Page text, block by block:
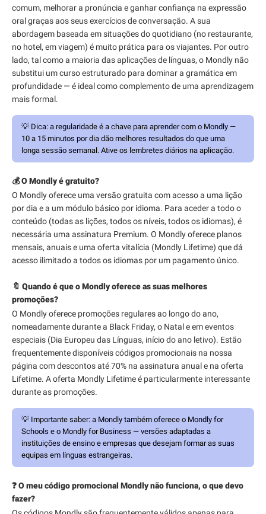
comum, melhorar a pronúncia e ganhar confiança na expressão
oral graças aos seus exercícios de conversação. A sua
abordagem baseada em situações do quotidiano (no restaurante,
no hotel, em viagem) é muito prática para os viajantes. Por outro
lado, tal como a maioria das aplicações de línguas, o Mondly não
substitui um curso estruturado para dominar a gramática em
profundidade — é ideal como complemento de uma aprendizagem
mais formal.
💡 Dica: a regularidade é a chave para aprender com o Mondly —
10 a 15 minutos por dia dão melhores resultados do que uma
longa sessão semanal. Ative os lembretes diários na aplicação.
💰 O Mondly é gratuito?
O Mondly oferece uma versão gratuita com acesso a uma lição
por dia e a um módulo básico por idioma. Para aceder a todo o
conteúdo (todas as lições, todos os níveis, todos os idiomas), é
necessária uma assinatura Premium. O Mondly oferece planos
mensais, anuais e uma oferta vitalícia (Mondly Lifetime) que dá
acesso ilimitado a todos os idiomas por um pagamento único.
🔖 Quando é que o Mondly oferece as suas melhores
promoções?
O Mondly oferece promoções regulares ao longo do ano,
nomeadamente durante a Black Friday, o Natal e em eventos
especiais (Dia Europeu das Línguas, início do ano letivo). Estão
frequentemente disponíveis códigos promocionais na nossa
página com descontos até 70% na assinatura anual e na oferta
Lifetime. A oferta Mondly Lifetime é particularmente interessante
durante as promoções.
💡 Importante saber: a Mondly também oferece o Mondly for
Schools e o Mondly for Business — versões adaptadas a
instituições de ensino e empresas que desejam formar as suas
equipas em línguas estrangeiras.
❓ O meu código promocional Mondly não funciona, o que devo
fazer?